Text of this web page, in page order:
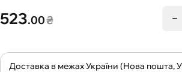
523.00₴
Доставка в межах України (Нова пошта,